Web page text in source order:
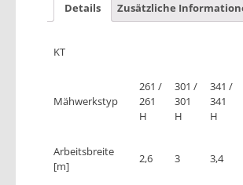
Details Zusätzliche
KT
Mähwerkstyp
261 /
261
H
301 /
301
H
341 /
341
H
Arbeitsbreite
[m]
2,6 3 3,4